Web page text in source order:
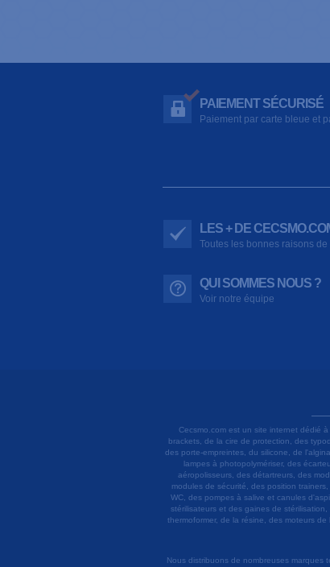
PAIEMENT SÉCURISÉ
Paiement par carte bleue et
LES + DE
Toutes les bonnes raisons
QUI SOMMES NOUS ?
Voir notre équipe
Cecsmo.com est un site internet dédié
brackets, de la cire de protection, des
des porte-empreintes, du silicone, de
lampes à photopolymériser, des
aéropolisseurs, des détartreurs, des
modules de sécurité, des position
WC, des pompes à salive et canules
stérilisateurs et des gaines de
thermoformer, de la résine, des moteurs
Nous distribuons de nombreuses marques